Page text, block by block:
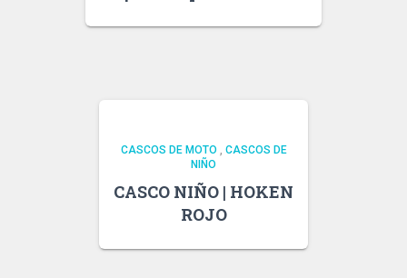
CASCOS DE MOTO, CASCOS DE
NIÑO
CASCO NIÑO | HOKEN
ROJO